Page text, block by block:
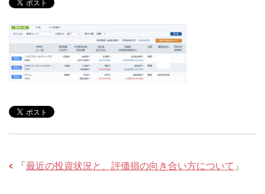
「 最近の投資状況と、評価損の向き合い方について 」